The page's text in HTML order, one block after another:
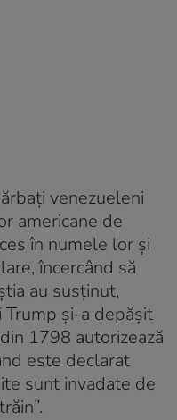
venezueleni
americane de
în numele lor şi
încercând să
au susţinut,
şi-a depăşit
1798 autorizează
este declarat
sunt invadate de